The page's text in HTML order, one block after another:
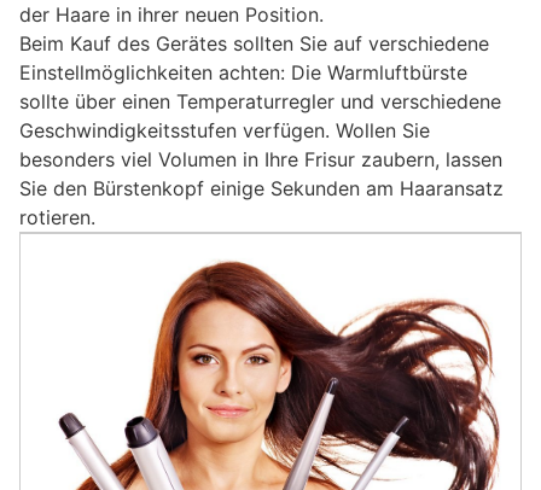
der Haare in ihrer neuen Position.
Beim Kauf des Gerätes sollten Sie auf verschiedene
Einstellmöglichkeiten achten: Die Warmluftbürste
sollte über einen Temperaturregler und verschiedene
Geschwindigkeitsstufen verfügen. Wollen Sie
besonders viel Volumen in Ihre Frisur zaubern, lassen
Sie den Bürstenkopf einige Sekunden am Haaransatz
rotieren.